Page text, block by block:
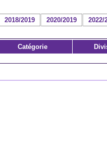
2022/
2020/2019
2018/2019
Catégorie